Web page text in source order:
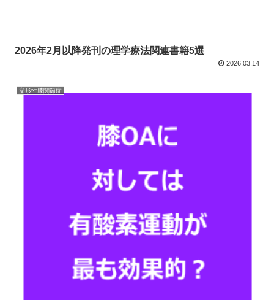
2026年2月以降発刊の理学療法関連書籍5選
2026.03.14
変形性膝関節症